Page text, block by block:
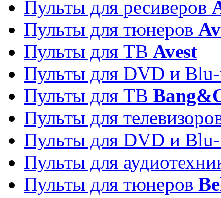
Пульты для ресиверов
Пульты для тюнеров
Пульты для ТВ Avest
Пульты для DVD и
Пульты для ТВ
Пульты для
Пульты для DVD и
Пульты для
Пульты для тюнеров